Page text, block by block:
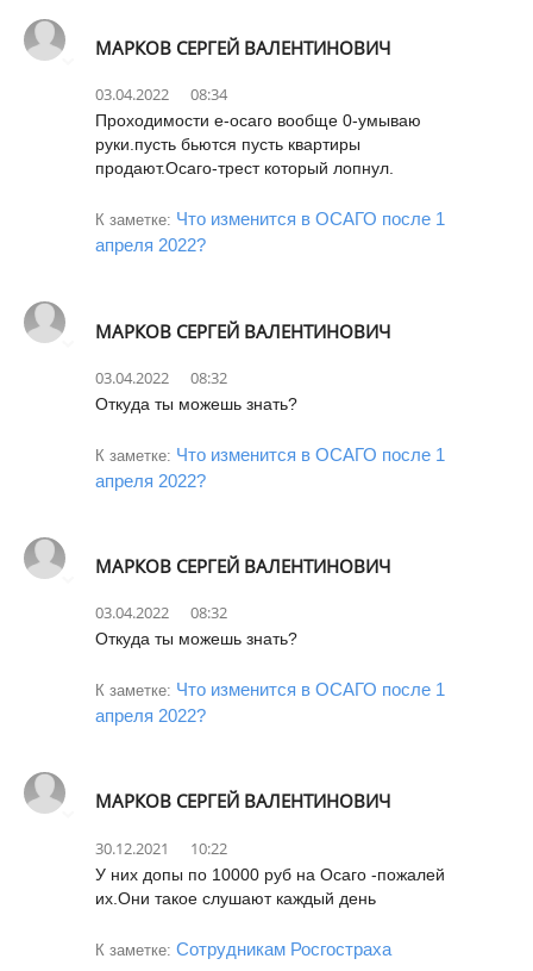
МАРКОВ СЕРГЕЙ ВАЛЕНТИНОВИЧ
03.04.2022 08:34
Проходимости е-осаго вообще 0-умываю
руки.пусть бьются пусть квартиры
продают.Осаго-трест который лопнул.
К заметке: Что изменится в ОСАГО после 1
апреля 2022?
МАРКОВ СЕРГЕЙ ВАЛЕНТИНОВИЧ
03.04.2022 08:32
Откуда ты можешь знать?
К заметке: Что изменится в ОСАГО после 1
апреля 2022?
МАРКОВ СЕРГЕЙ ВАЛЕНТИНОВИЧ
03.04.2022 08:32
Откуда ты можешь знать?
К заметке: Что изменится в ОСАГО после 1
апреля 2022?
МАРКОВ СЕРГЕЙ ВАЛЕНТИНОВИЧ
30.12.2021 10:22
У них допы по 10000 руб на Осаго -пожалей
их.Они такое слушают каждый день
К заметке: Сотрудникам Росгостраха